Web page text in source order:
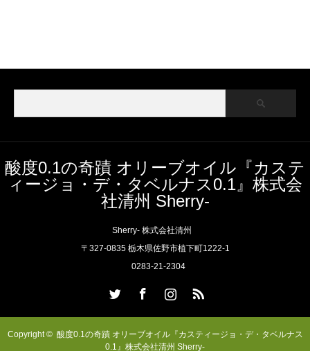
酸度0.1の奇蹟 オリーブオイル『カステ
ィージョ・デ・タベルナス0.1』株式会
社清州 Sherry-
Sherry- 株式会社清州
〒327-0835 栃木県佐野市植下町1222-1
0283-21-2304
InstagramRSS
Copyright © 酸度0.1の奇蹟 オリーブオイル『カスティージョ・デ・タベルナス
0.1』株式会社清州 Sherry-